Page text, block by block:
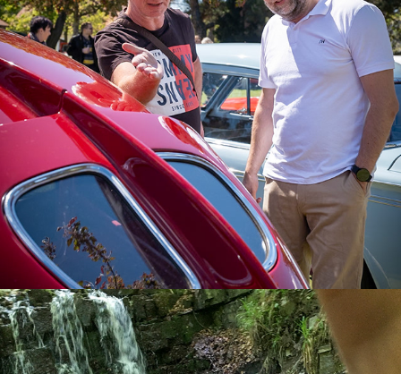
Veterán párty 2024  Soukromé
2024
Sraz VŠ 2023
2023